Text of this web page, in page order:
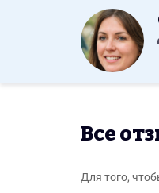
Все
Для того,